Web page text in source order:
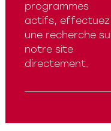
programmes
actifs, effectuez
une recherche
notre site
directement.